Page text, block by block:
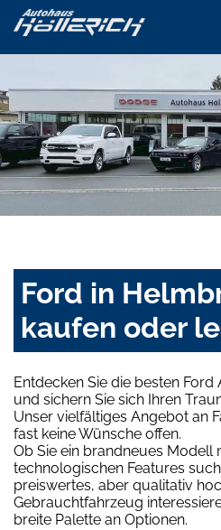
Ford in
kaufen oder
Entdecken Sie die besten
und sichern Sie sich Ihren
Unser vielfältiges Angebot an
fast keine Wünsche offen.
Ob Sie ein brandneues Modell
technologischen Features
preiswertes, aber qualitativ
Gebrauchtfahrzeug
breite Palette an Optionen.